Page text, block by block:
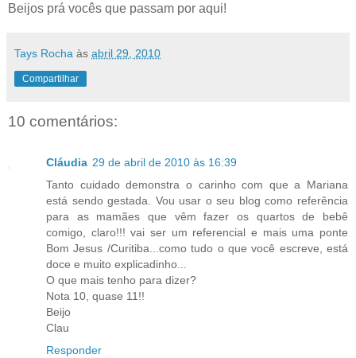
Beijos prá vocês que passam por aqui!
Tays Rocha às abril 29, 2010
Compartilhar
10 comentários:
Cláudia 29 de abril de 2010 às 16:39
Tanto cuidado demonstra o carinho com que a Mariana
está sendo gestada. Vou usar o seu blog como referência
para as mamães que vêm fazer os quartos de bebê
comigo, claro!!! vai ser um referencial e mais uma ponte
Bom Jesus /Curitiba...como tudo o que você escreve, está
doce e muito explicadinho...
O que mais tenho para dizer?
Nota 10, quase 11!!
Beijo
Clau
Responder